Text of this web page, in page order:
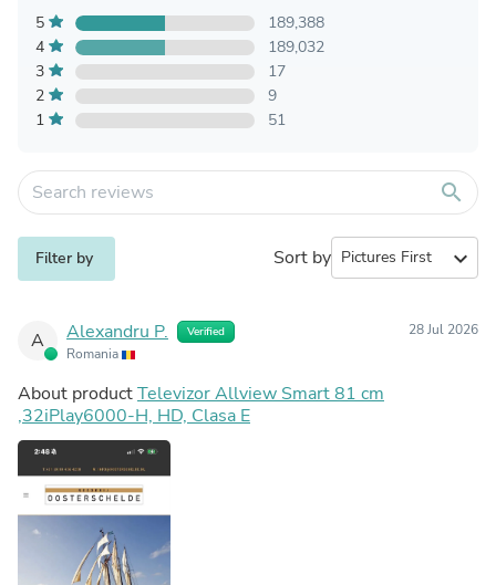
5
189,388
4
189,032
3
17
2
9
1
51
search
Filter by Sort by expand_more
A Alexandru P. Verified
Romania
28 Jul 2026
About productTelevizor Allview Smart 81 cm
,32iPlay6000-H, HD, Clasa E